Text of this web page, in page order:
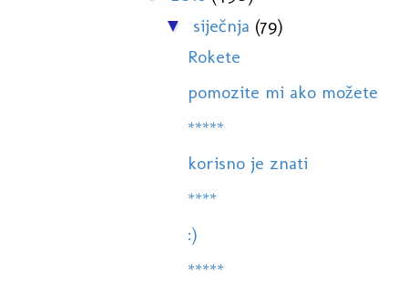
▼ siječnja (79)
Rokete
pomozite mi ako možete
*****
korisno je znati
****
:)
*****